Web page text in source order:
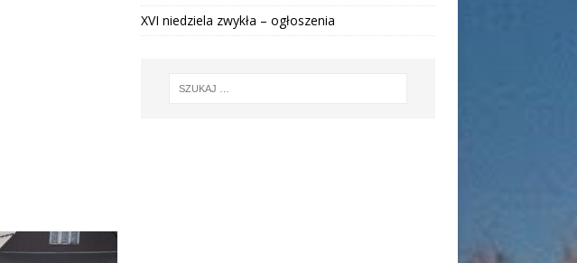
XVI niedziela zwykła – ogłoszenia